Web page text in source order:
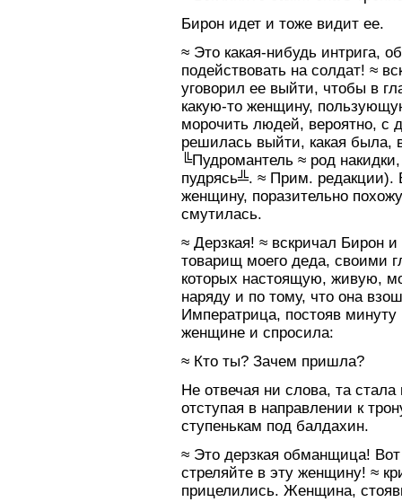
Бирон идет и тоже видит ее.
≈ Это какая-нибудь интрига,
подействовать на солдат! ≈
уговорил ее выйти, чтобы в
какую-то женщину,
морочить людей, вероятно, с
решилась выйти, какая была,
╚Пудромантель ≈ род
пудрясь╩. ≈ Прим.
женщину, поразительно
смутилась.
≈ Дерзкая! ≈ вскричал Бирон
товарищ моего деда, своими
которых настоящую, живую,
наряду и по тому, что она
Императрица, постояв
женщине и спросила:
≈ Кто ты? Зачем пришла?
Не отвечая ни слова, та
отступая в направлении к
ступенькам под балдахин.
≈ Это дерзкая обманщица!
стреляйте в эту женщину! ≈
прицелились. Женщина,